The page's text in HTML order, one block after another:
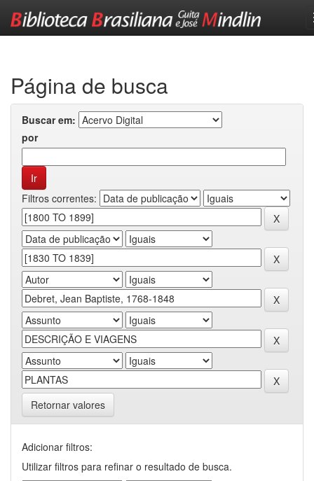
Página de busca
Buscar em:
por
Filtros correntes:
Retornar valores
Adicionar filtros:
Utilizar filtros para refinar o resultado de busca.